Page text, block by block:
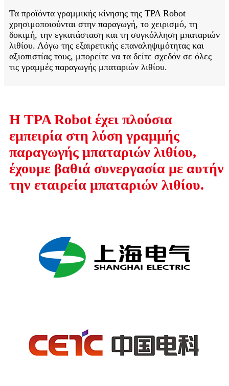
Τα προϊόντα γραμμικής κίνησης της TPA Robot
χρησιμοποιούνται στην παραγωγή, το χειρισμό, τη
δοκιμή, την εγκατάσταση και τη συγκόλληση μπαταριών
λιθίου. Λόγω της εξαιρετικής επαναληψιμότητας και
αξιοπιστίας τους, μπορείτε να τα δείτε σχεδόν σε όλες
τις γραμμές παραγωγής μπαταριών λιθίου.
Η TPA Robot έχει πλούσια
εμπειρία στη λύση γραμμής
παραγωγής μπαταριών λιθίου,
έχουμε βαθιά συνεργασία με αυτήν
την εταιρεία μπαταριών λιθίου.